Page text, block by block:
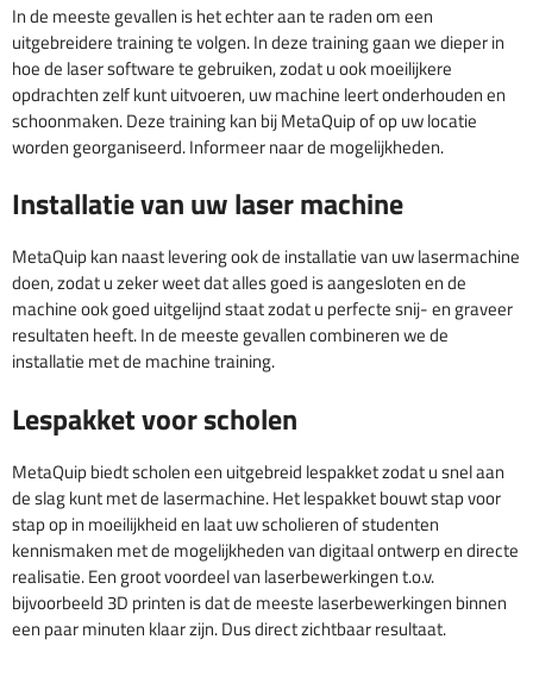
In de meeste gevallen is het echter aan te raden om een
uitgebreidere training te volgen. In deze training gaan we dieper in
hoe de laser software te gebruiken, zodat u ook moeilijkere
opdrachten zelf kunt uitvoeren, uw machine leert onderhouden en
schoonmaken. Deze training kan bij MetaQuip of op uw locatie
worden georganiseerd. Informeer naar de mogelijkheden.
Installatie van uw laser machine
MetaQuip kan naast levering ook de installatie van uw lasermachine
doen, zodat u zeker weet dat alles goed is aangesloten en de
machine ook goed uitgelijnd staat zodat u perfecte snij- en graveer
resultaten heeft. In de meeste gevallen combineren we de
installatie met de machine training.
Lespakket voor scholen
MetaQuip biedt scholen een uitgebreid lespakket zodat u snel aan
de slag kunt met de lasermachine. Het lespakket bouwt stap voor
stap op in moeilijkheid en laat uw scholieren of studenten
kennismaken met de mogelijkheden van digitaal ontwerp en directe
realisatie. Een groot voordeel van laserbewerkingen t.o.v.
bijvoorbeeld 3D printen is dat de meeste laserbewerkingen binnen
een paar minuten klaar zijn. Dus direct zichtbaar resultaat.